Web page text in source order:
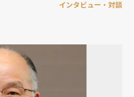
インタビュー・対談